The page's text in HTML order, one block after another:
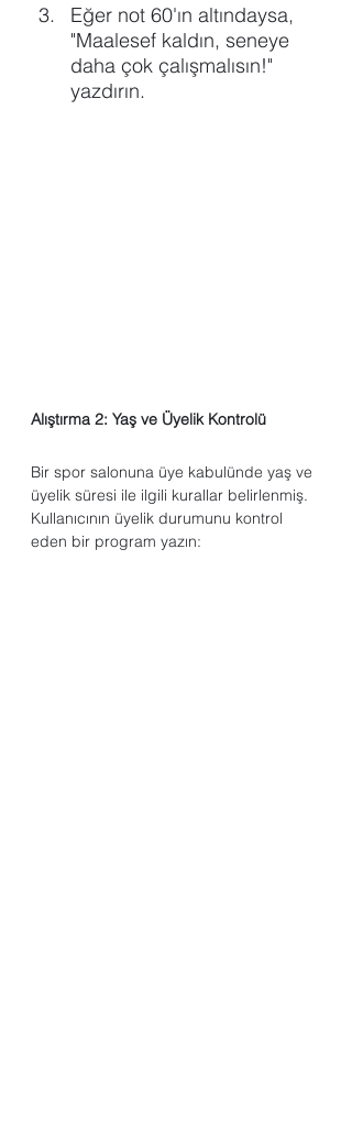
Eğer not 60'ın altındaysa,
"Maalesef kaldın, seneye
daha çok çalışmalısın!"
yazdırın.
Alıştırma 2: Yaş ve Üyelik Kontrolü
Bir spor salonuna üye kabulünde yaş ve
üyelik süresi ile ilgili kurallar belirlenmiş.
Kullanıcının üyelik durumunu kontrol
eden bir program yazın: